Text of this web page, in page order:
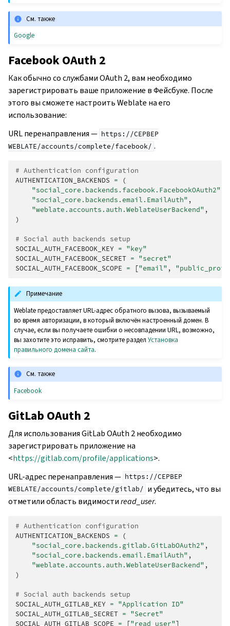
См. также
Google
Facebook OAuth 2
Как обычно со службами OAuth 2, вам необходимо
зарегистрировать ваше приложение в Фейсбуке. После
этого вы сможете настроить Weblate на его
использование:
URL перенаправления — https://СЕРВЕР
WEBLATE/accounts/complete/facebook/ .
# Authentication configuration
AUTHENTICATION_BACKENDS =
(
"social_core.backends.facebook.FacebookOAuth2"
"social_core.backends.email.EmailAuth" ,
"weblate.accounts.auth.WeblateUserBackend" ,
)
# Social auth backends setup
SOCIAL_AUTH_FACEBOOK_KEY = "key"
SOCIAL_AUTH_FACEBOOK_SECRET = "secret"
SOCIAL_AUTH_FACEBOOK_SCOPE = ["email" ,
Примечание
Weblate предоставляет URL-адрес обратного вызова, вызываемый
во время авторизации, в который включён настроенный домен. В
случае, если вы получаете ошибки о несовпадении URL, возможно,
вы захотите это исправить, смотрите разделУстановка
правильного домена сайта.
См. также
Facebook
GitLab OAuth 2
Для использования GitLab OAuth 2 необходимо
зарегистрировать приложение на
<https://gitlab.com/profile/applications>.
URL-адрес перенаправления — https://СЕРВЕР
WEBLATE/accounts/complete/gitlab/ и убедитесь, что вы
отметили область видимостиread_user.
# Authentication configuration
AUTHENTICATION_BACKENDS =
(
"social_core.backends.gitlab.GitLabOAuth2" ,
"social_core.backends.email.EmailAuth" ,
"weblate.accounts.auth.WeblateUserBackend" ,
)
# Social auth backends setup
SOCIAL_AUTH_GITLAB_KEY = "Application ID"
SOCIAL_AUTH_GITLAB_SECRET = "Secret"
SOCIAL_AUTH_GITLAB_SCOPE = ["read_user"]